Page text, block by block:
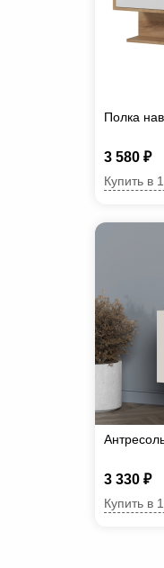
Полка
3 580 ₽
Купить в
3 330 ₽
Купить в